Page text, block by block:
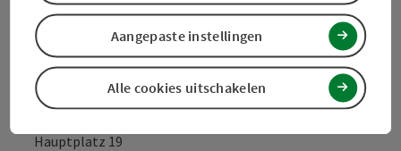
Contact
Toerismevereniging Mühlviertel
Hauptplatz 19
Alle cookies uitschakelen
Aangepaste instellingen